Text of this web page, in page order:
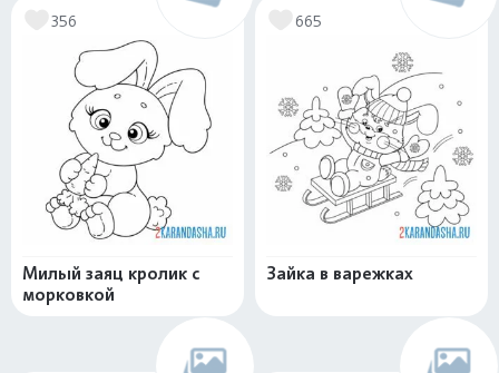
356
Милый заяц кролик с
морковкой
665
Зайка в варежках